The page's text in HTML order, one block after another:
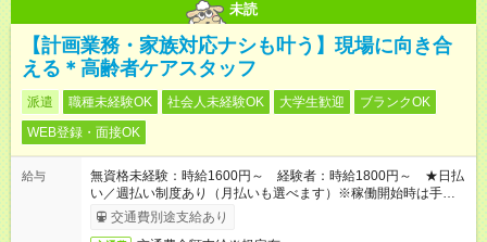
未読
【計画業務・家族対応ナシも叶う】現場に向き合
える＊高齢者ケアスタッフ
派遣 職種未経験OK 社会人未経験OK 大学生歓迎
ブランクOK
WEB登録・面接OK
給与
無資格未経験：時給1600円～ 経験者：時給1800円～ ★日払
い／週払い制度あり（月払いも選べます）※稼働開始時は手続き
完了次第のお支払いとなります。
交通費別途支給あり